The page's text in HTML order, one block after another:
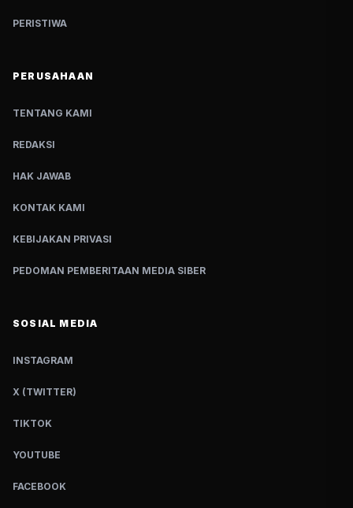
PERISTIWA
PERUSAHAAN
TENTANG KAMI
REDAKSI
HAK JAWAB
KONTAK KAMI
KEBIJAKAN PRIVASI
PEDOMAN PEMBERITAAN MEDIA SIBER
SOSIAL MEDIA
INSTAGRAM
X (TWITTER)
TIKTOK
YOUTUBE
FACEBOOK